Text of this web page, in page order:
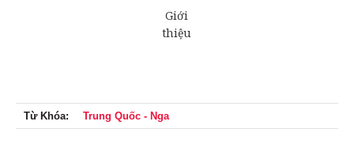
Từ Khóa: Trung Quốc - Nga